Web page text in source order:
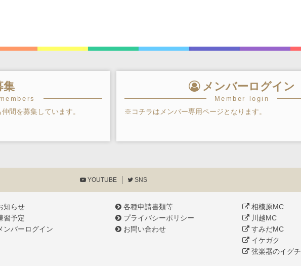
集
間を募集しています。
メンバーログイン
Member login
※コチラはメンバー専用ページとなります。
YOUTUBE SNS
知らせ
習予定
ンバーログイン
各種申請書類等
プライバシーポリシー
お問い合わせ
相模原MC
川越MC
すみだMC
イケガク
弦楽器のイグチ